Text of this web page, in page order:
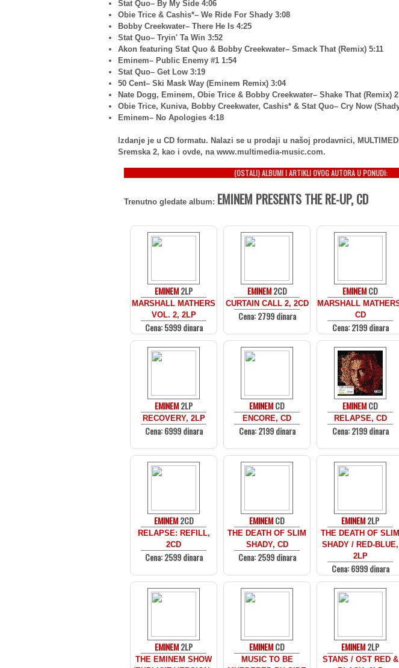
Stat Quo– By My Side 4:06
Obie Trice & Cashis*– We Ride For Shady 3:08
Bobby Creekwater– There He Is 4:25
Stat Quo– Tryin' Ta Win 3:52
Akon featuring Stat Quo & Bobby Creekwater– Smack That (Remix) 5:11
Eminem– Public Enemy #1 1:54
Stat Quo– Get Low 3:19
50 Cent– Ski Mask Way (Eminem Remix) 3:04
Nate Dogg, Eminem, Obie Trice & Bobby Creekwater– Shake That (Remix)
Obie Trice, Kuniva, Bobby Creekwater, Cashis* & Stat Quo– Cry Now
Eminem– No Apologies 4:18
Izdanje je u CD formatu. Nalazi se u prodaji u našoj prodavnici,
Sremska 2, kao i ovde, na www.multimedia-music.com.
(OSTALI) ALBUMI I ARTIKLI OVOG AUTORA U PONUDI:
Trenutno gledate album: EMINEM PRESENTS THE RE-UP, CD
EMINEM2LP
MARSHALL MATHERS
VOL. 2, 2LP
Cena: 5999 dinara
EMINEM2CD
CURTAIN CALL 2, 2CD
Cena: 2799 dinara
EMINEMCD
MARSHALL
CD
Cena: 2199 dinara
EMINEM2LP
RECOVERY, 2LP
Cena: 6999 dinara
EMINEMCD
ENCORE, CD
Cena: 2199 dinara
EMINEMCD
RELAPSE, CD
Cena: 2199 dinara
EMINEM2CD
RELAPSE: REFILL,
2CD
Cena: 2599 dinara
EMINEMCD
THE DEATH OF SLIM
SHADY, CD
Cena: 2599 dinara
EMINEM2LP
THE DEATH OF SLIM
SHADY / RED-BLUE,
2LP
Cena: 6999 dinara
EMINEM2LP
THE EMINEM SHOW
EMINEMCD
MUSIC TO BE
EMINEM2LP
STANS / OST RED &